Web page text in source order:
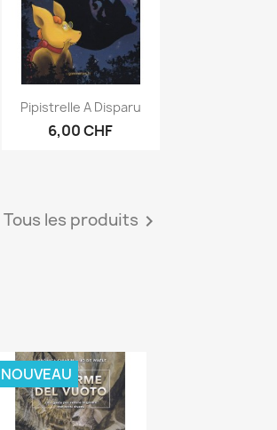
Aperçu rapide
Pipistrelle A Disparu
6,00 CHF
Tous les produits 
NOUVEAU